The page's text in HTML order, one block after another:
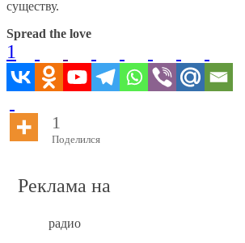
существу.
Spread the love
1
1
Поделился
Реклама на
радио